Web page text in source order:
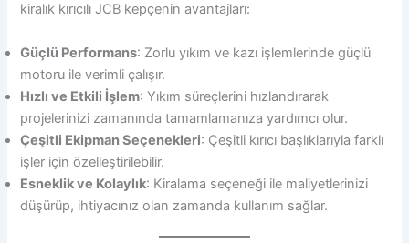
kiralık kırıcılı JCB kepçenin avantajları:
Güçlü Performans: Zorlu yıkım ve kazı işlemlerinde güçlü
motoru ile verimli çalışır.
Hızlı ve Etkili İşlem: Yıkım süreçlerini hızlandırarak
projelerinizi zamanında tamamlamanıza yardımcı olur.
Çeşitli Ekipman Seçenekleri: Çeşitli kırıcı başlıklarıyla farklı
işler için özelleştirilebilir.
Esneklik ve Kolaylık: Kiralama seçeneği ile maliyetlerinizi
düşürüp, ihtiyacınız olan zamanda kullanım sağlar.